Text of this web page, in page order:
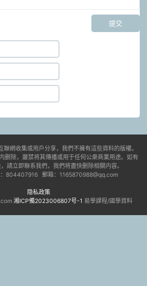
提交
聯網收集或用戶分享，我們不擁有這些資料的版權。
删除，嚴禁将其傳播或用于任何公衆商業用途。如有
請立即聯系我們，我們将盡快删除相關内容。
804407916 郵箱：1165870988@qq.com
隐私政策
湘ICP備2023006807号-1 易學課程/國學資料